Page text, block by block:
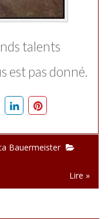
talents
est pas donné.
Bauermeister
Lire »